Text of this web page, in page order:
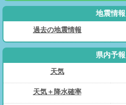
地震情報
過去の地震情報
県内予報
天気
天気＋降水確率